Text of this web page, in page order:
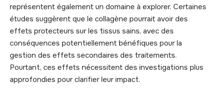
représentent également un domaine à explorer. Certaines
études suggèrent que le collagène pourrait avoir des
effets protecteurs sur les tissus sains, avec des
conséquences potentiellement bénéfiques pour la
gestion des effets secondaires des traitements.
Pourtant, ces effets nécessitent des investigations plus
approfondies pour clarifier leur impact.